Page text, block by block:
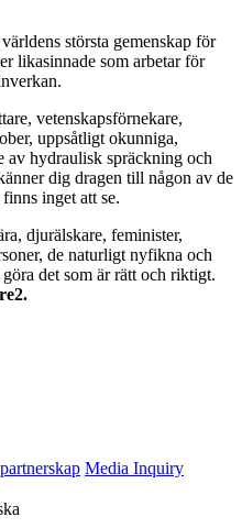
största gemenskap för
likasinnade som arbetar för
vetenskapsförnekare,
uppsåtligt okunniga,
av hydraulisk spräckning och
dig dragen till någon av de
inget att se.
djurälskare, feminister,
de naturligt nyfikna och
det som är rätt och riktigt.
partnerskap Media Inquiry